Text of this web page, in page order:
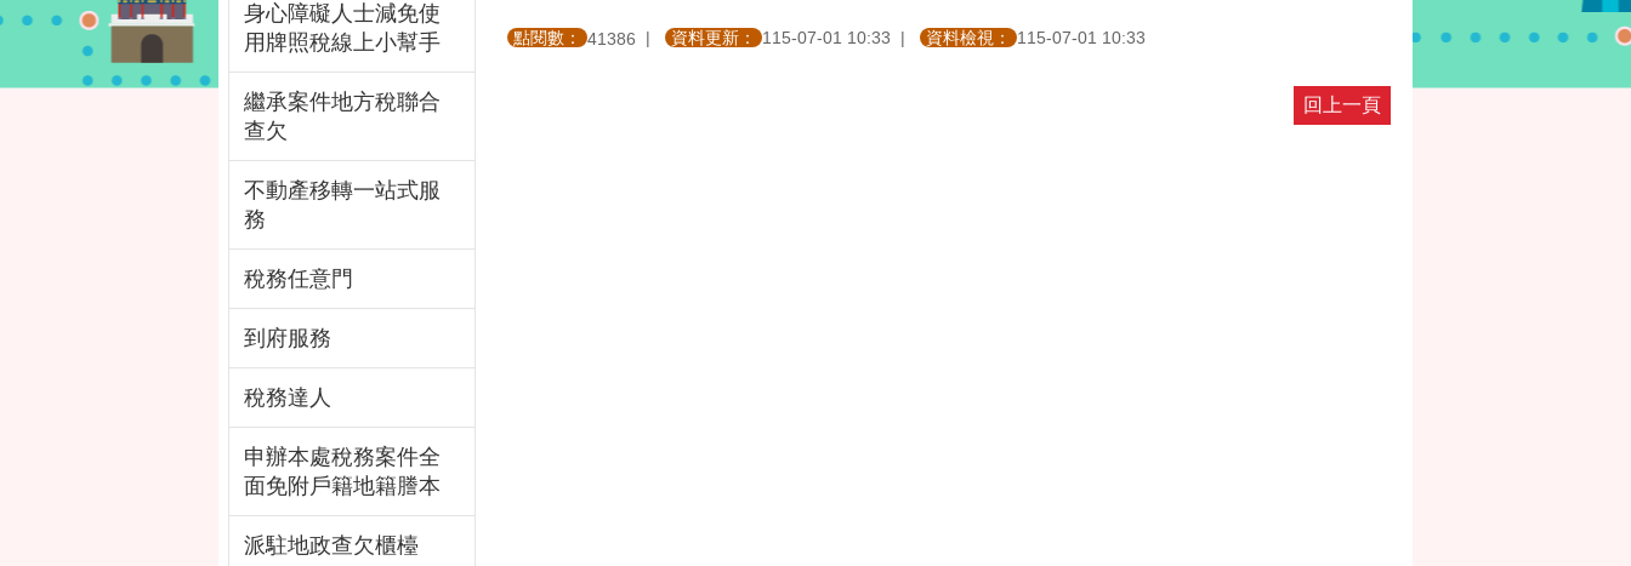
身心障礙人士減免使
用牌照稅線上小幫手
繼承案件地方稅聯合
查欠
不動產移轉一站式服
務
稅務任意門
到府服務
稅務達人
申辦本處稅務案件全
面免附戶籍地籍謄本
派駐地政查欠櫃檯
點閱數： 41386 資料更新： 115-07-01 10:33 資料檢視： 115-07-01 10:33
回上一頁